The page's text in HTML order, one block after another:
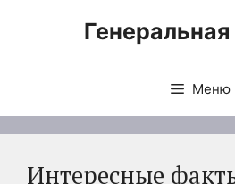
Меню
Интересные